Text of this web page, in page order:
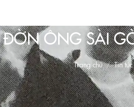
ĐỜN ÔNG SÀI
Trang chủ Tin tức